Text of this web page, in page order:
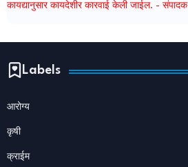
कायद्यानुसार कायदेशीर कारवाई केली जाईल. - संपादक
Labels
आरोग्य
कृषी
क्राईम